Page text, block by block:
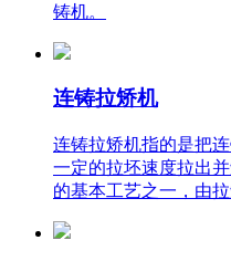
铸机。
连铸拉矫机
连铸拉矫机指的是把
一定的拉坯速度拉出
的基本工艺之一，由拉